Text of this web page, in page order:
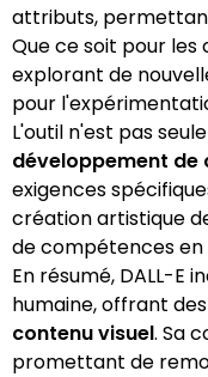
attributs,
Que ce soit pour les
explorant de
pour
L'outil n'est pas
développement de
exigences
création artistique
de compétences en
En résumé, DALL-
humaine, offrant
contenu visuel. Sa
promettant de